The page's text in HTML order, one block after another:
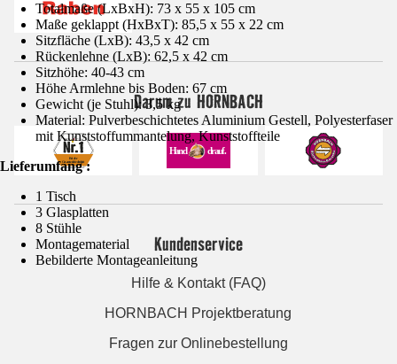
Totalmaße (LxBxH): 73 x 55 x 105 cm
Maße geklappt (HxBxT): 85,5 x 55 x 22 cm
Sitzfläche (LxB): 43,5 x 42 cm
Rückenlehne (LxB): 62,5 x 42 cm
Sitzhöhe: 40-43 cm
Höhe Armlehne bis Boden: 67 cm
Gewicht (je Stuhl): 3,5 kg
Material: Pulverbeschichtetes Aluminium Gestell, Polyesterfaser
mit Kunststoffummantelung, Kunststoffteile
Lieferumfang :
1 Tisch
3 Glasplatten
8 Stühle
Montagematerial
Bebilderte Montageanleitung
Darum zu HORNBACH
Kundenservice
Hilfe & Kontakt (FAQ)
HORNBACH Projektberatung
Fragen zur Onlinebestellung